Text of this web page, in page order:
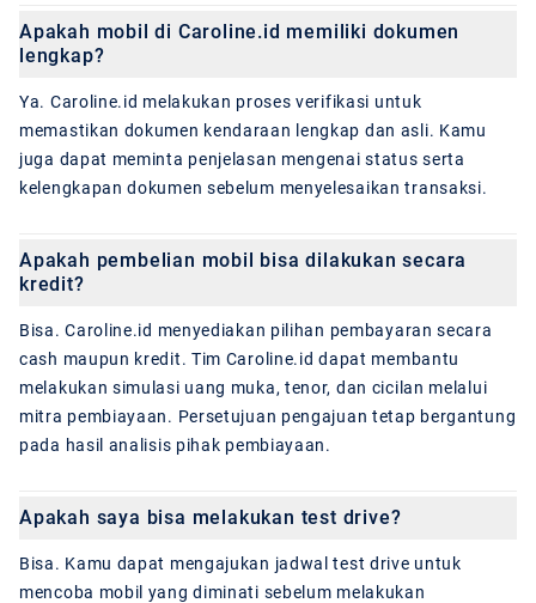
Apakah mobil di Caroline.id memiliki dokumen
lengkap?
Ya. Caroline.id melakukan proses verifikasi untuk
memastikan dokumen kendaraan lengkap dan asli. Kamu
juga dapat meminta penjelasan mengenai status serta
kelengkapan dokumen sebelum menyelesaikan transaksi.
Apakah pembelian mobil bisa dilakukan secara
kredit?
Bisa. Caroline.id menyediakan pilihan pembayaran secara
cash maupun kredit. Tim Caroline.id dapat membantu
melakukan simulasi uang muka, tenor, dan cicilan melalui
mitra pembiayaan. Persetujuan pengajuan tetap bergantung
pada hasil analisis pihak pembiayaan.
Apakah saya bisa melakukan test drive?
Bisa. Kamu dapat mengajukan jadwal test drive untuk
mencoba mobil yang diminati sebelum melakukan